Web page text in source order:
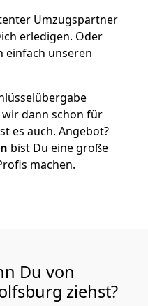
Umzugspartner
erledigen. Oder
einfach unseren
wir dann schon für
es auch. Angebot?
bist Du eine große
machen.
Du von
ziehst?